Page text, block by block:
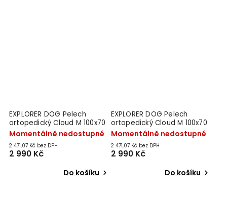
EXPLORER DOG Pelech
ortopedický Cloud M 100x70
Moss Green
Momentálně nedostupné
2 471,07 Kč bez DPH
2 990 Kč
Do košíku
EXPLORER DOG Pelech
ortopedický Cloud M 100x70
Vanilla Beige
Momentálně nedostupné
2 471,07 Kč bez DPH
2 990 Kč
Do košíku